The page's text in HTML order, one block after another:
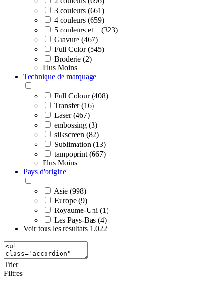
3 couleurs (661)
4 couleurs (659)
5 couleurs et + (323)
Gravure (467)
Full Color (545)
Broderie (2)
Plus Moins
Technique de marquage
Full Colour (408)
Transfer (16)
Laser (467)
embossing (3)
silkscreen (82)
Sublimation (13)
tampoprint (667)
Plus Moins
Pays d'origine
Asie (998)
Europe (9)
Royaume-Uni (1)
Les Pays-Bas (4)
Voir tous les résultats 1.022
Trier
Filtres